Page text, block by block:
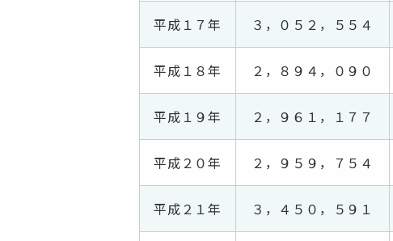
平成１７年 ３，０５２，５５４
平成１８年 ２，８９４，０９０
平成１９年 ２，９６１，１７７
平成２０年 ２，９５９，７５４
平成２１年 ３，４５０，５９１